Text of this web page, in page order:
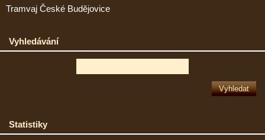
Tramvaj České Budějovice
Vyhledávání
Statistiky